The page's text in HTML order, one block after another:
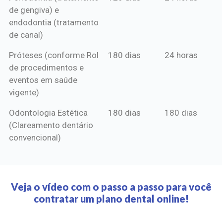
de gengiva) e
endodontia (tratamento
de canal)
Próteses (conforme Rol
de procedimentos e
eventos em saúde
vigente)
180 dias 24 horas
Odontologia Estética
(Clareamento dentário
convencional)
180 dias 180 dias
Veja o vídeo com o passo a passo para você
contratar um plano dental online!